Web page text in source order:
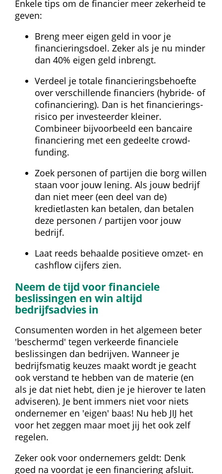
Enkele tips om de financier meer zekerheid te
geven:
Breng meer eigen geld in voor je
financierings­doel. Zeker als je nu minder
dan 40% eigen geld inbrengt.
Verdeel je totale financierings­behoefte
over verschillende financiers (hybride- of
co­financiering). Dan is het financierings­
risico per investeerder kleiner.
Combineer bijvoorbeeld een bancaire
financiering met een gedeelte crowd­
funding.
Zoek personen of partijen die borg willen
staan voor jouw lening. Als jouw bedrijf
dan niet meer (een deel van de)
kredietlasten kan betalen, dan betalen
deze personen / partijen voor jouw
bedrijf.
Laat reeds behaalde positieve omzet- en
cashflow cijfers zien.
Neem de tijd voor financiele
beslissingen en win altijd
bedrijfsadvies in
Consumenten worden in het algemeen beter
'beschermd' tegen verkeerde financiele
beslissingen dan bedrijven. Wanneer je
bedrijfsmatig keuzes maakt wordt je geacht
ook verstand te hebben van de materie (en
als je dat niet hebt, dien je je hierover te laten
adviseren). Je bent immers niet voor niets
ondernemer en 'eigen' baas! Nu heb JIJ het
voor het zeggen maar moet jij het ook zelf
regelen.
Zeker ook voor ondernemers geldt: Denk
goed na voordat je een financiering afsluit.